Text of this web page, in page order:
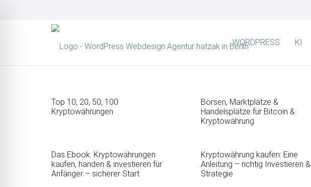
WORDPRESS KI
Top 10, 20, 50, 100
Kryptowährungen
Börsen, Marktplätze &
Handelsplätze für Bitcoin &
Kryptowährung
Das Ebook: Kryptowährungen
kaufen, handen & investieren für
Anfänger – sicherer Start
Kryptowährung kaufen: Eine
Anleitung – richtig Investieren &
Strategie